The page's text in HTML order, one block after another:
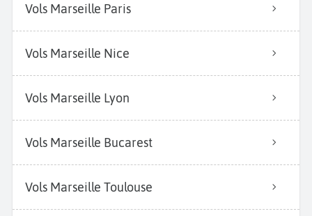
Vols Marseille Paris
Vols Marseille Nice
Vols Marseille Lyon
Vols Marseille Bucarest
Vols Marseille Toulouse